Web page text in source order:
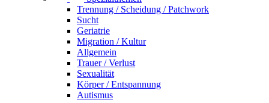
Trennung / Scheidung / Patchwork
Sucht
Geriatrie
Migration / Kultur
Allgemein
Trauer / Verlust
Sexualität
Körper / Entspannung
Autismus